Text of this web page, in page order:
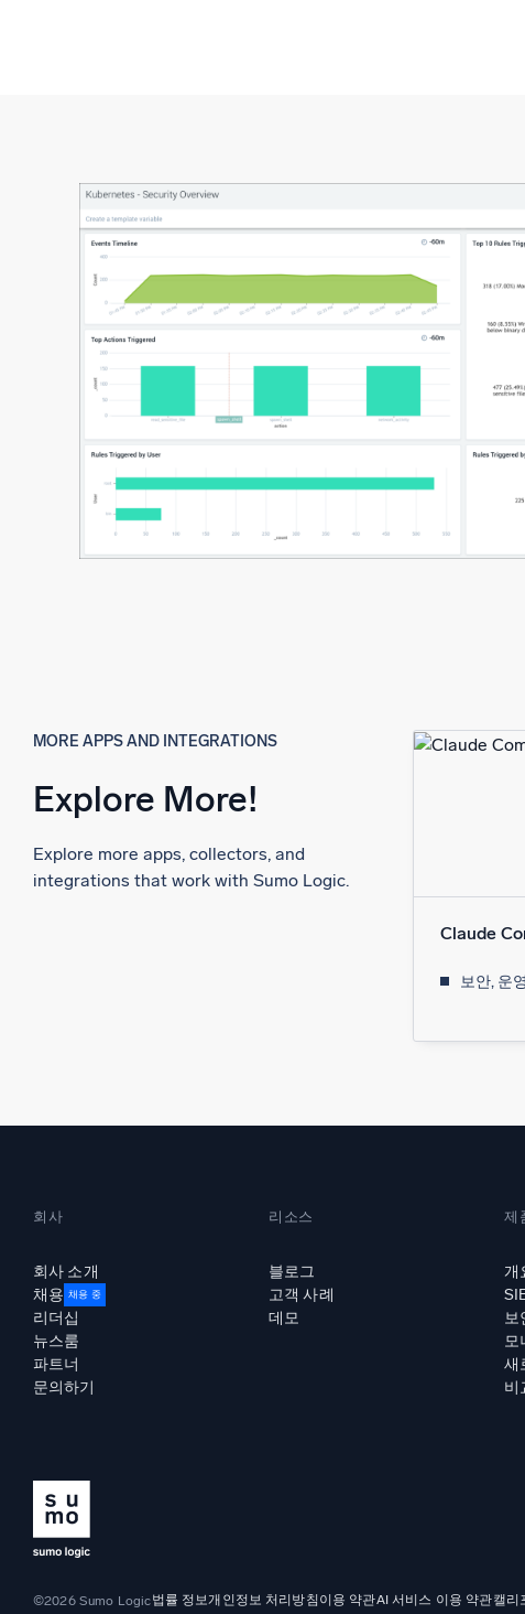
MORE APPS AND INTEGRATIONS
Explore More!
Explore more apps, collectors, and
integrations that work with Sumo Logic.
Claude
보안, 운
회사
회사 소개
채용 채용 중
리더십
뉴스룸
파트너
문의하기
리소스
블로그
고객 사례
데모
제
개
보
모
새
비
©2026 Sumo Logic법률 정보 개인정보 처리방침이용 약관AI 서비스 이용 약관캘리